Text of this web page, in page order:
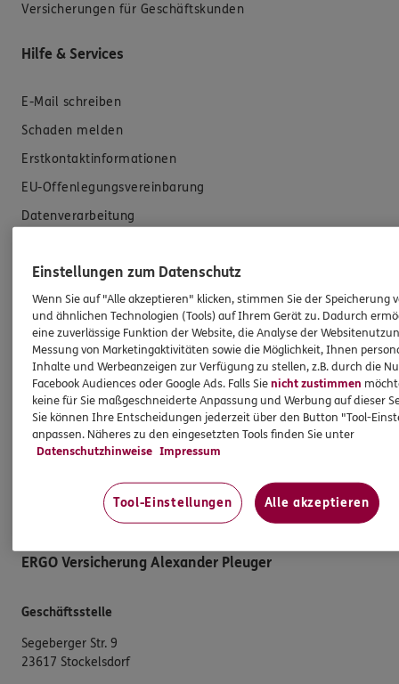
Versicherungen für Geschäftskunden
Hilfe & Services
E-Mail schreiben
Schaden melden
Erstkontaktinformationen
EU-Offenlegungsvereinbarung
Datenverarbeitung
Unsere Agentur
Referenzen
Standorte
Sponsoring
Kooperationspartner
Besondere Produkte
ERGO Versicherung Alexander Pleuger
Geschäftsstelle
Segeberger Str. 9
23617 Stockelsdorf
Einstellungen zum Datenschutz
Wenn Sie auf "Alle akzeptieren" klicken, stimmen Sie der Speicherung
und ähnlichen Technologien (Tools) auf Ihrem Gerät zu. Dadurch
eine zuverlässige Funktion der Website, die Analyse der
Messung von Marketingaktivitäten sowie die Möglichkeit, Ihnen
Inhalte und Werbeanzeigen zur Verfügung zu stellen, z.B. durch die
Facebook Audiences oder Google Ads. Falls Sienicht zustimmen
keine für Sie maßgeschneiderte Anpassung und Werbung auf dieser
Sie können Ihre Entscheidungen jederzeit über den Button "Tool-
anpassen. Näheres zu den eingesetzten Tools finden Sie unter
Datenschutzhinweise Impressum
Tool-Einstellungen Alle akzeptieren